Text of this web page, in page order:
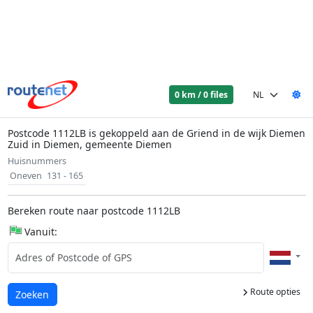
0 km / 0 files
Postcode 1112LB is gekoppeld aan de Griend in de wijk Diemen
Zuid in Diemen, gemeente Diemen
Huisnummers
Oneven 131 - 165
Bereken route naar postcode 1112LB
Vanuit:
Route opties
Laden...
Zoeken